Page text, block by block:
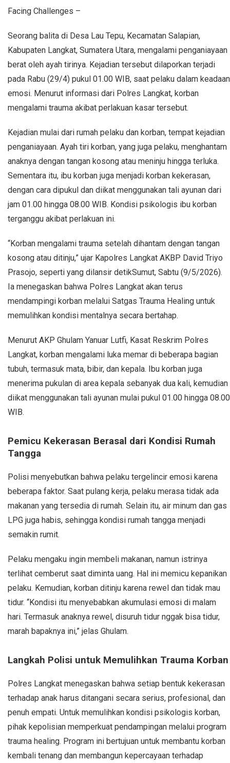
Facing Challenges –
Seorang balita di Desa Lau Tepu, Kecamatan Salapian,
Kabupaten Langkat, Sumatera Utara, mengalami penganiayaan
berat oleh ayah tirinya. Kejadian tersebut dilaporkan terjadi
pada Rabu (29/4) pukul 01.00 WIB, saat pelaku dalam keadaan
emosi. Menurut informasi dari Polres Langkat, korban
mengalami trauma akibat perlakuan kasar tersebut.
Kejadian mulai dari rumah pelaku dan korban, tempat kejadian
penganiayaan. Ayah tiri korban, yang juga pelaku, menghantam
anaknya dengan tangan kosong atau meninju hingga terluka.
Sementara itu, ibu korban juga menjadi korban kekerasan,
dengan cara dipukul dan diikat menggunakan tali ayunan dari
jam 01.00 hingga 08.00 WIB. Kondisi psikologis ibu korban
terganggu akibat perlakuan ini.
“Korban mengalami trauma setelah dihantam dengan tangan
kosong atau ditinju,” ujar Kapolres Langkat AKBP David Triyo
Prasojo, seperti yang dilansir detikSumut, Sabtu (9/5/2026).
Ia menegaskan bahwa Polres Langkat akan terus
mendampingi korban melalui Satgas Trauma Healing untuk
memulihkan kondisi mentalnya secara bertahap.
Menurut AKP Ghulam Yanuar Lutfi, Kasat Reskrim Polres
Langkat, korban mengalami luka memar di beberapa bagian
tubuh, termasuk mata, bibir, dan kepala. Ibu korban juga
menerima pukulan di area kepala sebanyak dua kali, kemudian
diikat menggunakan tali ayunan mulai pukul 01.00 hingga 08.00
WIB.
Pemicu Kekerasan Berasal dari Kondisi Rumah
Tangga
Polisi menyebutkan bahwa pelaku tergelincir emosi karena
beberapa faktor. Saat pulang kerja, pelaku merasa tidak ada
makanan yang tersedia di rumah. Selain itu, air minum dan gas
LPG juga habis, sehingga kondisi rumah tangga menjadi
semakin rumit.
Pelaku mengaku ingin membeli makanan, namun istrinya
terlihat cemberut saat diminta uang. Hal ini memicu kepanikan
pelaku. Kemudian, korban ditinju karena rewel dan tidak mau
tidur. “Kondisi itu menyebabkan akumulasi emosi di malam
hari. Termasuk anaknya rewel, disuruh tidur nggak bisa tidur,
marah bapaknya ini,” jelas Ghulam.
Langkah Polisi untuk Memulihkan Trauma Korban
Polres Langkat menegaskan bahwa setiap bentuk kekerasan
terhadap anak harus ditangani secara serius, profesional, dan
penuh empati. Untuk memulihkan kondisi psikologis korban,
pihak kepolisian memperkuat pendampingan melalui program
trauma healing. Program ini bertujuan untuk membantu korban
kembali tenang dan membangun kepercayaan terhadap